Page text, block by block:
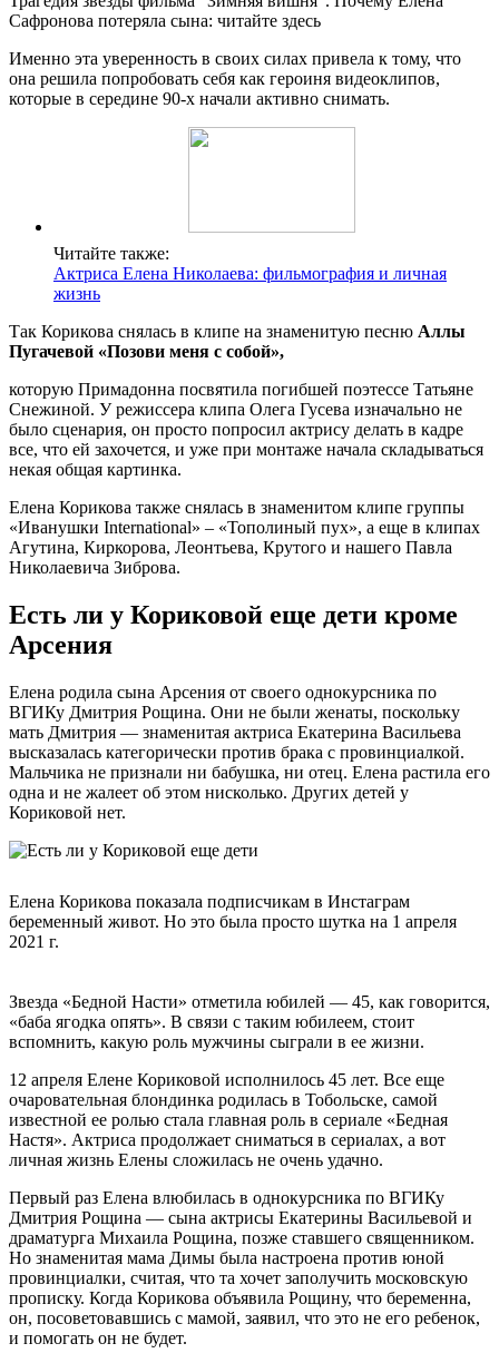
Сафронова потеряла сына: читайте здесь
Именно эта уверенность в своих силах привела к тому, что
она решила попробовать себя как героиня видеоклипов,
которые в середине 90-х начали активно снимать.
Читайте также:
Актриса Елена Николаева: фильмография и личная
жизнь
Так Корикова снялась в клипе на знаменитую песню Аллы
Пугачевой «Позови меня с собой»,
которую Примадонна посвятила погибшей поэтессе Татьяне
Снежиной. У режиссера клипа Олега Гусева изначально не
было сценария, он просто попросил актрису делать в кадре
все, что ей захочется, и уже при монтаже начала складываться
некая общая картинка.
Елена Корикова также снялась в знаменитом клипе группы
«Иванушки International» – «Тополиный пух», а еще в клипах
Агутина, Киркорова, Леонтьева, Крутого и нашего Павла
Николаевича Зиброва.
Есть ли у Кориковой еще дети кроме
Арсения
Елена родила сына Арсения от своего однокурсника по
ВГИКу Дмитрия Рощина. Они не были женаты, поскольку
мать Дмитрия — знаменитая актриса Екатерина Васильева
высказалась категорически против брака с провинциалкой.
Мальчика не признали ни бабушка, ни отец. Елена растила его
одна и не жалеет об этом нисколько. Других детей у
Кориковой нет.
Елена Корикова показала подписчикам в Инстаграм
беременный живот. Но это была просто шутка на 1 апреля
2021 г.
Звезда «Бедной Насти» отметила юбилей — 45, как говорится,
«баба ягодка опять». В связи с таким юбилеем, стоит
вспомнить, какую роль мужчины сыграли в ее жизни.
12 апреля Елене Кориковой исполнилось 45 лет. Все еще
очаровательная блондинка родилась в Тобольске, самой
известной ее ролью стала главная роль в сериале «Бедная
Настя». Актриса продолжает сниматься в сериалах, а вот
личная жизнь Елены сложилась не очень удачно.
Первый раз Елена влюбилась в однокурсника по ВГИКу
Дмитрия Рощина — сына актрисы Екатерины Васильевой и
драматурга Михаила Рощина, позже ставшего священником.
Но знаменитая мама Димы была настроена против юной
провинциалки, считая, что та хочет заполучить московскую
прописку. Когда Корикова объявила Рощину, что беременна,
он, посоветовавшись с мамой, заявил, что это не его ребенок,
и помогать он не будет.